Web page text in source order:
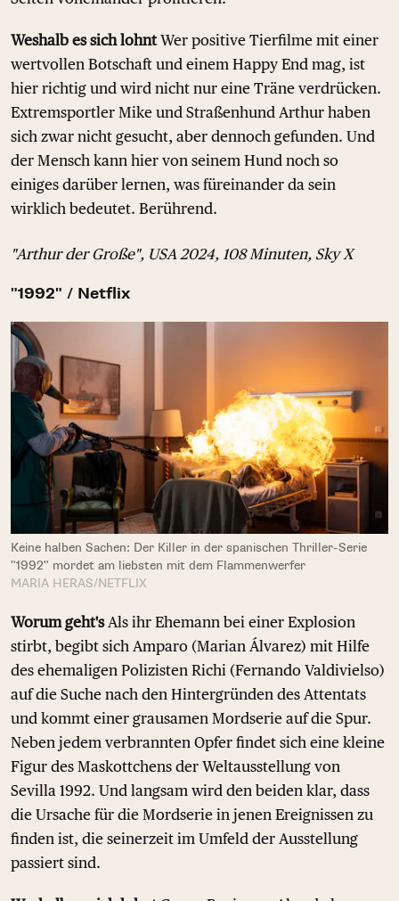
Weshalb es sich lohntWer positive Tierfilme mit einer
wertvollen Botschaft und einem Happy End mag, ist
hier richtig und wird nicht nur eine Träne verdrücken.
Extremsportler Mike und Straßenhund Arthur haben
sich zwar nicht gesucht, aber dennoch gefunden. Und
der Mensch kann hier von seinem Hund noch so
einiges darüber lernen, was füreinander da sein
wirklich bedeutet. Berührend.
"Arthur der Große", USA 2024, 108 Minuten, Sky X
"1992" / Netflix
Keine halben Sachen: Der Killer in der spanischen Thriller-Serie
"1992" mordet am liebsten mit dem Flammenwerfer
MARIA HERAS/NETFLIX
Worum geht'sAls ihr Ehemann bei einer Explosion
stirbt, begibt sich Amparo (Marian Álvarez) mit Hilfe
des ehemaligen Polizisten Richi (Fernando Valdivielso)
auf die Suche nach den Hintergründen des Attentats
und kommt einer grausamen Mordserie auf die Spur.
Neben jedem verbrannten Opfer findet sich eine kleine
Figur des Maskottchens der Weltausstellung von
Sevilla 1992. Und langsam wird den beiden klar, dass
die Ursache für die Mordserie in jenen Ereignissen zu
finden ist, die seinerzeit im Umfeld der Ausstellung
passiert sind.